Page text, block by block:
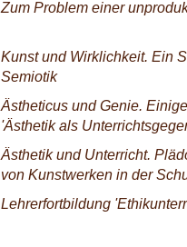
Zum Problem einer
Kunst und Wirklichkeit. Ein
Semiotik
Ästheticus und Genie.
'Ästhetik als
Ästhetik und Unterricht.
von Kunstwerken in der
Lehrerfortbildung